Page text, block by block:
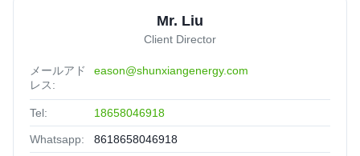
Mr. Liu
Client Director
メールアド
レス:
eason@shunxiangenergy.com
Tel: 18658046918
Whatsapp: 8618658046918